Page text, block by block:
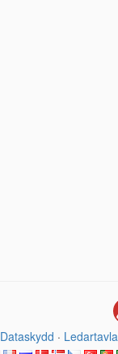
Dataskydd · Ledartavla